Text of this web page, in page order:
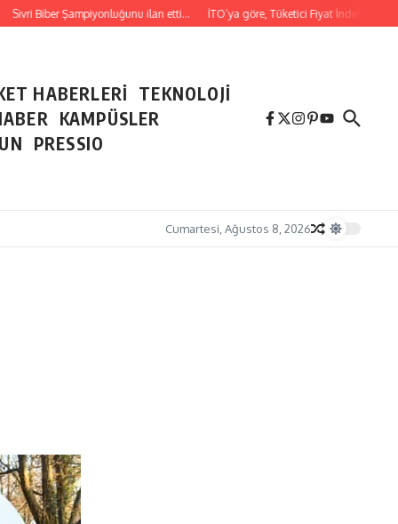
Biber Şampiyonluğunu ilan etti… İTO’ya göre, Tüketici Fiyat İndeksi yıllık %
HABERLERİ TEKNOLOJİ
KAMPÜSLER
PRESSIO
Cumartesi, Ağustos 8, 2026